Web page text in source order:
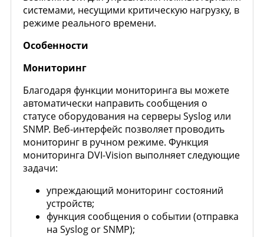
системами, несущими критическую нагрузку, в
режиме реального времени.
Особенности
Мониторинг
Благодаря функции мониторинга вы можете
автоматически направить сообщения о
статусе оборудования на серверы Syslog или
SNMP. Веб-интерфейс позволяет проводить
мониторинг в ручном режиме. Функция
мониторинга DVI-Vision выполняет следующие
задачи:
упреждающий мониторинг состояний
устройств;
функция сообщения о событии (отправка
на Syslog or SNMP);